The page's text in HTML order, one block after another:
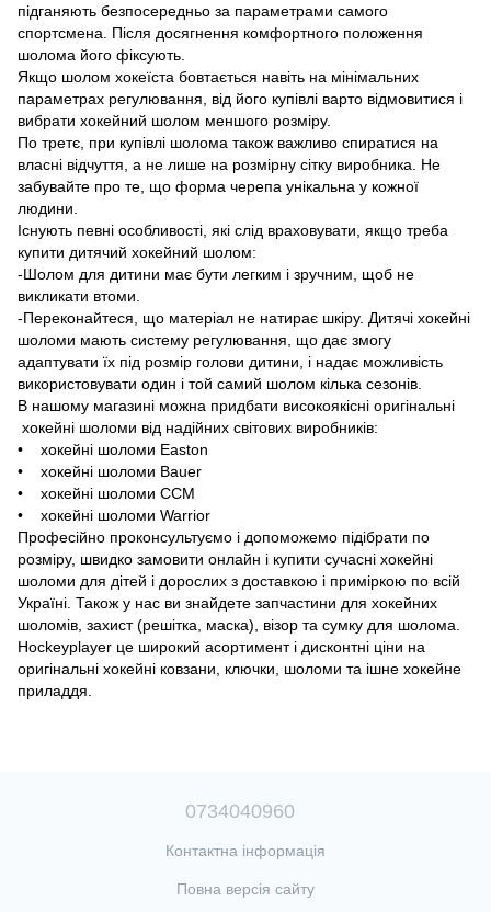
підганяють безпосередньо за параметрами самого
спортсмена. Після досягнення комфортного положення
шолома його фіксують.
Якщо шолом хокеїста бовтається навіть на мінімальних
параметрах регулювання, від його купівлі варто відмовитися і
вибрати хокейний шолом меншого розміру.
По третє, при купівлі шолома також важливо спиратися на
власні відчуття, а не лише на розмірну сітку виробника. Не
забувайте про те, що форма черепа унікальна у кожної
людини.
Існують певні особливості, які слід враховувати, якщо треба
купити дитячий хокейний шолом:
-Шолом для дитини має бути легким і зручним, щоб не
викликати втоми.
-Переконайтеся, що матеріал не натирає шкіру. Дитячі хокейні
шоломи мають систему регулювання, що дає змогу
адаптувати їх під розмір голови дитини, і надає можливість
використовувати один і той самий шолом кілька сезонів.
В нашому магазині можна придбати високоякісні оригінальні
хокейні шоломи від надійних світових виробників:
• хокейні шоломи Easton
• хокейні шоломи Bauer
• хокейні шоломи CCM
• хокейні шоломи Warrior
Професійно проконсультуємо і допоможемо підібрати по
розміру, швидко замовити онлайн і купити сучасні хокейні
шоломи для дітей і дорослих з доставкою і приміркою по всій
Україні. Також у нас ви знайдете запчастини для хокейних
шоломів, захист (решітка, маска), візор та сумку для шолома.
Hockeyplayer це широкий асортимент і дисконтні ціни на
оригінальні хокейні ковзани, ключки, шоломи та ішне хокейне
приладдя.
0734040960
Контактна інформація
Повна версія сайту